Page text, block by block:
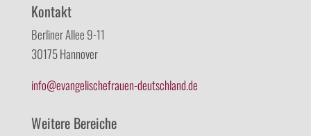
Kontakt
Berliner Allee 9-11
30175 Hannover
info@evangelischefrauen-deutschland.de
Weitere Bereiche